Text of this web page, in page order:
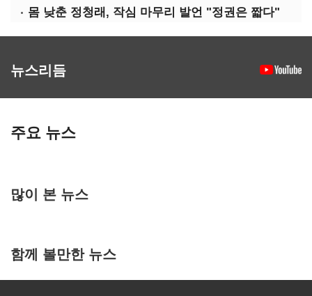
몸 낮춘 정청래, 작심 마무리 발언 "정권은 짧다"
뉴스리듬
주요 뉴스
많이 본 뉴스
함께 볼만한 뉴스